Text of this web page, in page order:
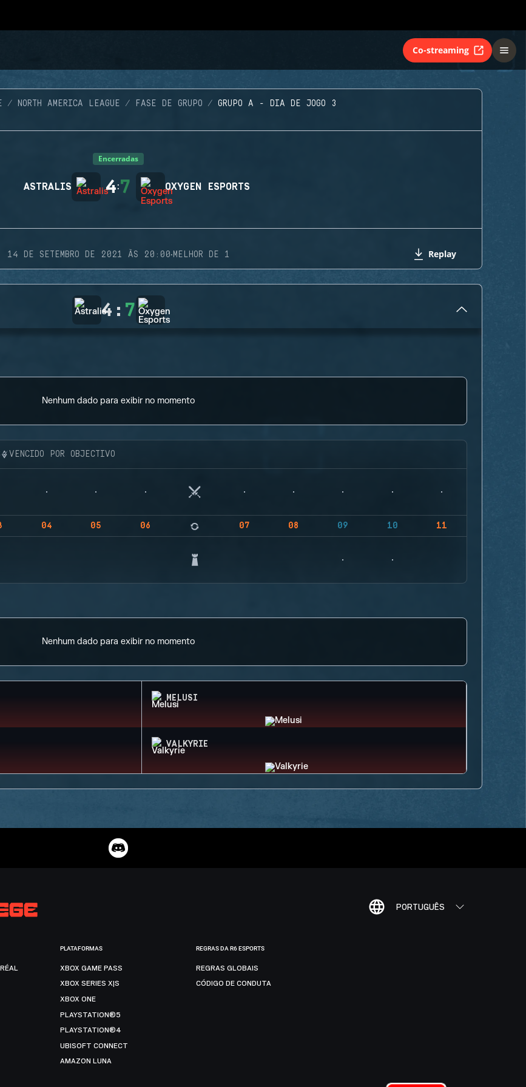
Co-streaming
NORTH AMERICA LEAGUE FASE DE GRUPO GRUPO A - DIA DE JOGO 3
Encerradas
ASTRALIS 4:7 OXYGEN ESPORTS
14 DE SETEMBRO DE 2021 ÀS 20:00·MELHOR DE 1 Replay
4 : 7
Nenhum dado para exibir no momento
VENCIDO POR OBJECTIVO
04 05 06 07 08 09 10 11
Nenhum dado para exibir no momento
MELUSI
VALKYRIE
PORTUGUÊS
PLATAFORMAS
XBOX GAME PASS
XBOX SERIES X|S
XBOX ONE
PLAYSTATION®5
PLAYSTATION®4
UBISOFT CONNECT
AMAZON LUNA
REGRAS DA R6 ESPORTS
REGRAS GLOBAIS
CÓDIGO DE CONDUTA